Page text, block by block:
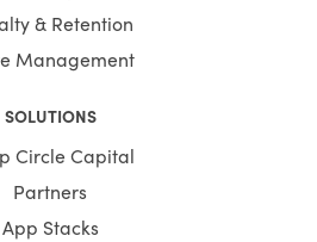
& Retention
Management
SOLUTIONS
Circle Capital
Partners
App Stacks